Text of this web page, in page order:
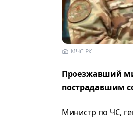
МЧС РК
Проезжавший
пострадавшим
Министр по ЧС,